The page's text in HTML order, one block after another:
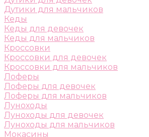
Дутики для мальчиков
Кеды
Кеды для девочек
Кеды для мальчиков
Кроссовки
Кроссовки для девочек
Кроссовки для мальчиков
Лоферы
Лоферы для девочек
Лоферы для мальчиков
Луноходы
Луноходы для девочек
Луноходы для мальчиков
Мокасины